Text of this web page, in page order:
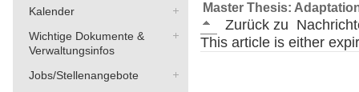
Kalender
Wichtige Dokumente &
Verwaltungsinfos
Jobs/Stellenangebote
Master Thesis:
Zurück zu
This article is either